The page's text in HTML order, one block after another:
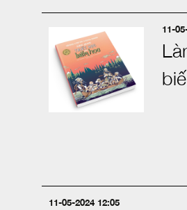
11-
11-05-2024 12:05